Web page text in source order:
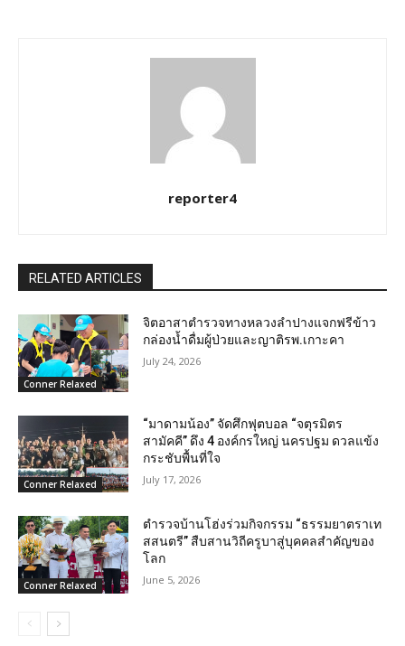
reporter4
RELATED ARTICLES
Conner Relaxed
จิตอาสาตำรวจทางหลวงลำปางแจกฟรีข้าว
กล่องน้ำดื่มผู้ป่วยและญาติรพ.เกาะคา
July 24, 2026
Conner Relaxed
“มาดามน้อง” จัดศึกฟุตบอล “จตุรมิตร
สามัคคี” ดึง 4 องค์กรใหญ่ นครปฐม ดวลแข้ง
กระชับพื้นที่ใจ
July 17, 2026
Conner Relaxed
ตำรวจบ้านโฮ่งร่วมกิจกรรม “ธรรมยาตราเท
สสนตรี” สืบสานวิถีครูบาสู่บุคคลสำคัญของ
โลก
June 5, 2026